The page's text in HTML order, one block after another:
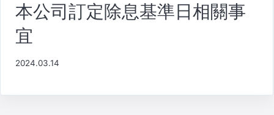
本公司訂定除息基準日相關事
宜
2024.03.14